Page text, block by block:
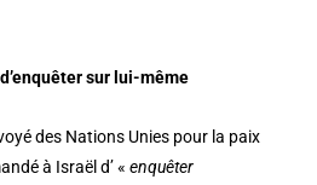
sur lui-même
des Nations Unies pour la paix
à Israël d’ « enquêter